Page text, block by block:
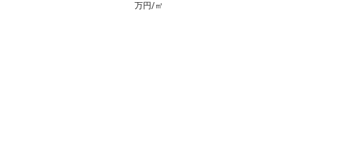
万円/㎡